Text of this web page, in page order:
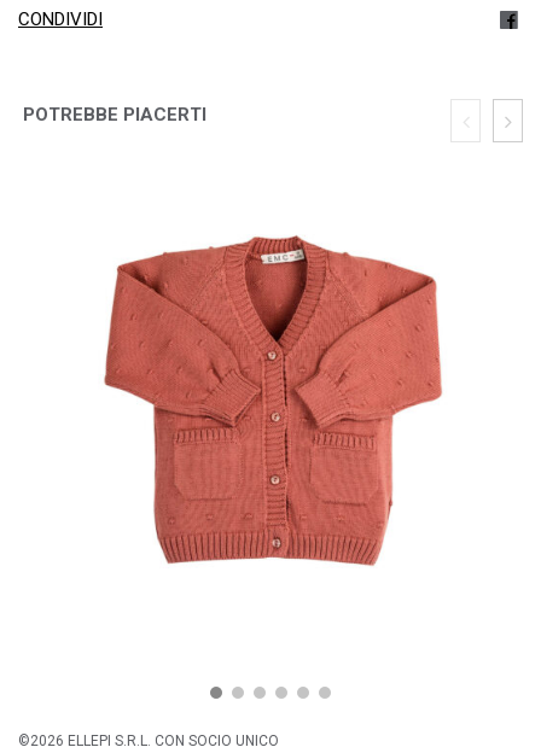
CONDIVIDI
POTREBBE PIACERTI
©2026 ELLEPI S.R.L. CON SOCIO UNICO